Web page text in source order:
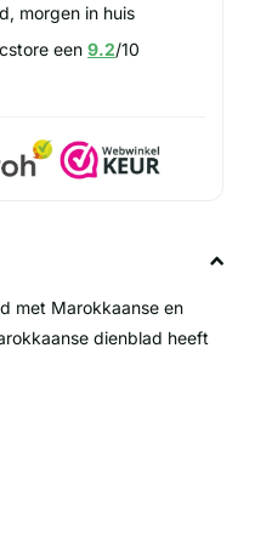
morgen in huis
een 9.2/10
met Marokkaanse en
dienblad heeft